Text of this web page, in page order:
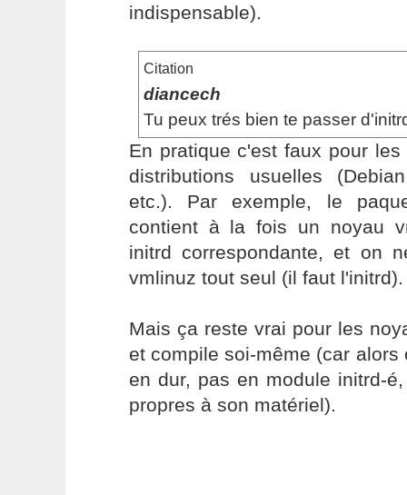
indispensable).
Citation
diancech
Tu peux trés bien te passer
En pratique c'est faux pour
distributions usuelles
etc.). Par exemple, le
contient à la fois un noyau
initrd correspondante, et on
vmlinuz tout seul (il faut l'initrd).
Mais ça reste vrai pour les
et compile soi-même (car
en dur, pas en module initrd-
propres à son matériel).